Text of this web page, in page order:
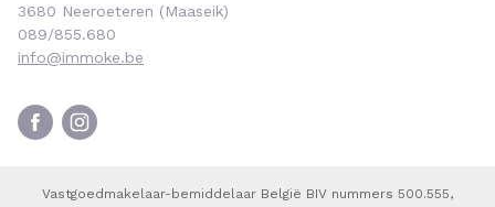
3680 Neeroeteren (Maaseik)
089/855.680
info@immoke.be
Vastgoedmakelaar-bemiddelaar België BIV nummers 500.555,